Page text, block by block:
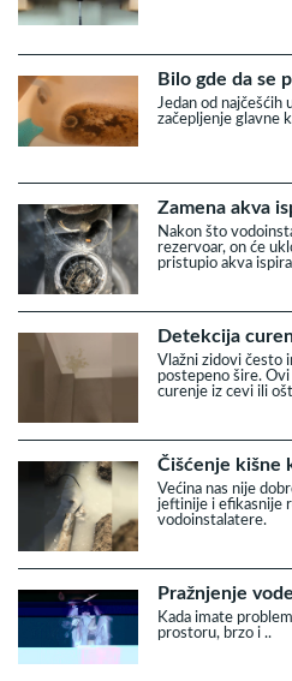
Bilo gde da se
Jedan od najčešćih
začepljenje glavne
Zamena akva
Nakon što
rezervoar, on će
pristupio akva
Detekcija
Vlažni zidovi često
postepeno šire.
curenje iz cevi ili
Čišćenje kišne
Većina nas nije
jeftinije i efikasnije
vodoinstalatere.
Pražnjenje
Kada imate
prostoru, brzo i ..